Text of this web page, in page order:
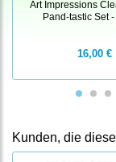
Art Impressions
Pand-tastic Set
16,00 €
Kunden, die